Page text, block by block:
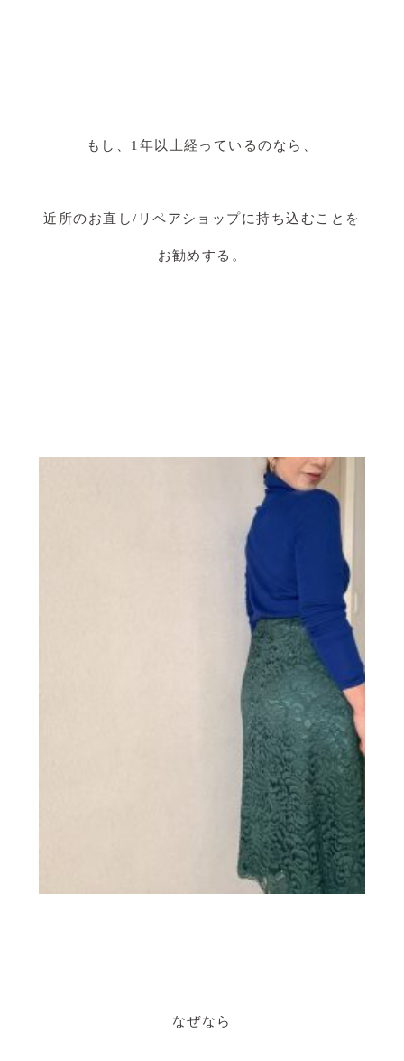
もし、1年以上経っているのなら、
近所のお直し/リペアショップに持ち込むことを
お勧めする。
なぜなら